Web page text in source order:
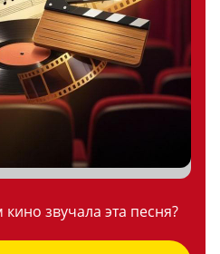
звучала эта песня?